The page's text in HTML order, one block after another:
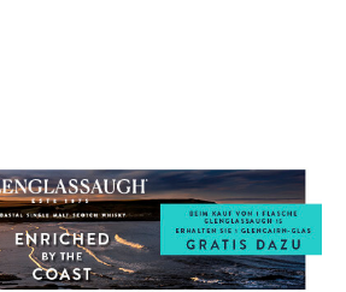
von 5 von 5 Sternen